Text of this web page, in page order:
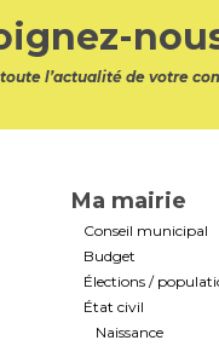
l’actualité de votre
Ma mairie
Conseil municipal
Budget
Élections /
État civil
Naissance